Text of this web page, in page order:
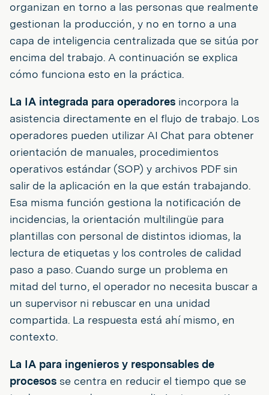
organizan en torno a las personas que realmente
gestionan la producción, y no en torno a una
capa de inteligencia centralizada que se sitúa por
encima del trabajo. A continuación se explica
cómo funciona esto en la práctica.
La IA integrada para operadores incorpora la
asistencia directamente en el flujo de trabajo. Los
operadores pueden utilizar AI Chat para obtener
orientación de manuales, procedimientos
operativos estándar (SOP) y archivos PDF sin
salir de la aplicación en la que están trabajando.
Esa misma función gestiona la notificación de
incidencias, la orientación multilingüe para
plantillas con personal de distintos idiomas, la
lectura de etiquetas y los controles de calidad
paso a paso. Cuando surge un problema en
mitad del turno, el operador no necesita buscar a
un supervisor ni rebuscar en una unidad
compartida. La respuesta está ahí mismo, en
contexto.
La IA para ingenieros y responsables de
procesos se centra en reducir el tiempo que se